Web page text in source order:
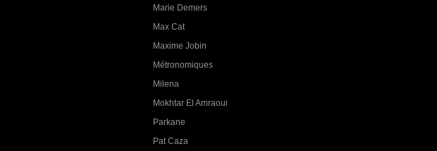
Marie Demers
Max Cat
Maxime Jobin
Métronomiques
Milena
Mokhtar El Amraoui
Parkane
Pat Caza